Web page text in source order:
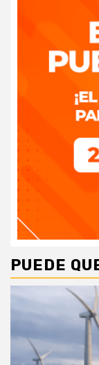
PUEDE